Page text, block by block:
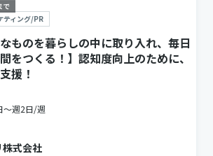
で
ティング/PR
ものを暮らしの中に取り入れ、毎日
をつくる！】認知度向上のために、
援！
〜週2日/週
式会社